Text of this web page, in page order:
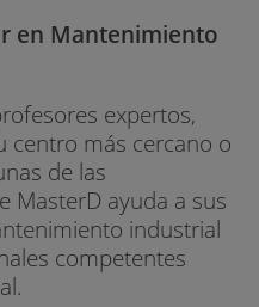
en Mantenimiento
expertos,
centro más cercano o
de las
MasterD ayuda a sus
industrial
competentes